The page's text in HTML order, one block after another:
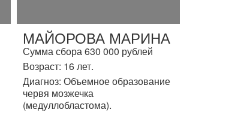
МАЙОРОВА МАРИНА
Сумма сбора 630 000 рублей
Возраст: 16 лет.
Диагноз: Объемное образование
червя мозжечка
(медуллобластома).